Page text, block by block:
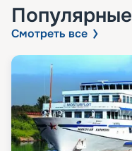
Популярные
Смотреть все